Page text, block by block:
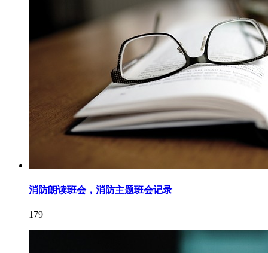
消防朗读班会，消防主题班会记录
179